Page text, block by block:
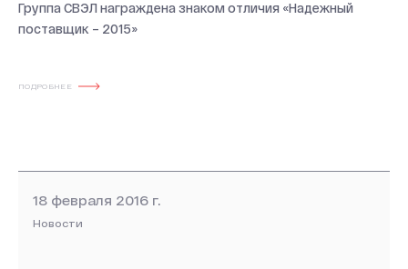
ПОДРОБНЕЕ
Группа СВЭЛ награждена знаком отличия «Надежный
поставщик – 2015»
18 февраля 2016 г.
Новости